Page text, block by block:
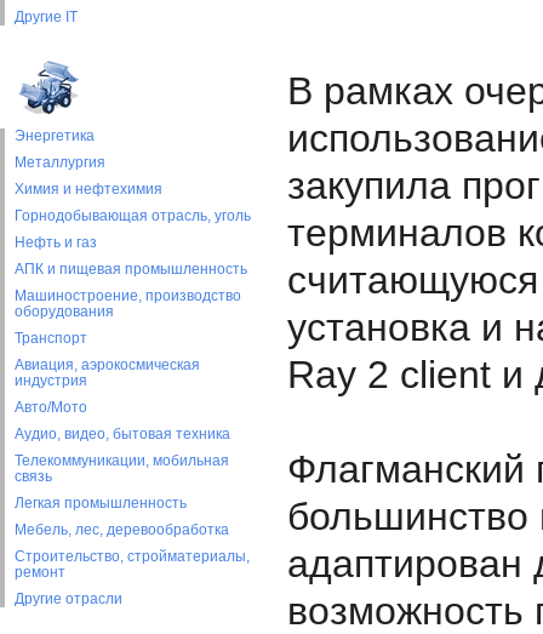
Другие IT
Энергетика
Металлургия
Химия и нефтехимия
Горнодобывающая отрасль, уголь
Нефть и газ
АПК и пищевая промышленность
Машиностроение, производство
оборудования
Транспорт
Авиация, аэрокосмическая
индустрия
Авто/Мото
Аудио, видео, бытовая техника
Телекоммуникации, мобильная
связь
Легкая промышленность
Мебель, лес, деревообработка
Строительство, стройматериалы,
ремонт
Другие отрасли
В рамках
закупила
терминалов
установка и
Ray 2 client и
Флагманский
адаптирован
возможность